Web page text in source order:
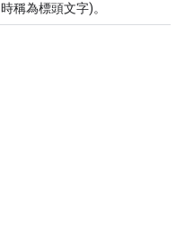
時稱為標頭文字)。